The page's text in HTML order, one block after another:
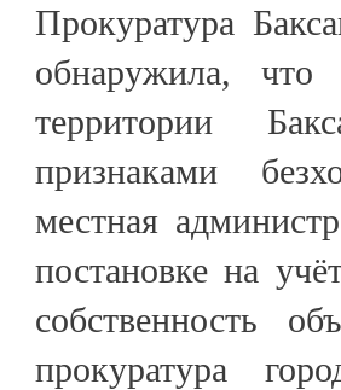
Прокуратура
обнаружила, что
территории
признаками
местная
постановке на
собственность
прокуратура